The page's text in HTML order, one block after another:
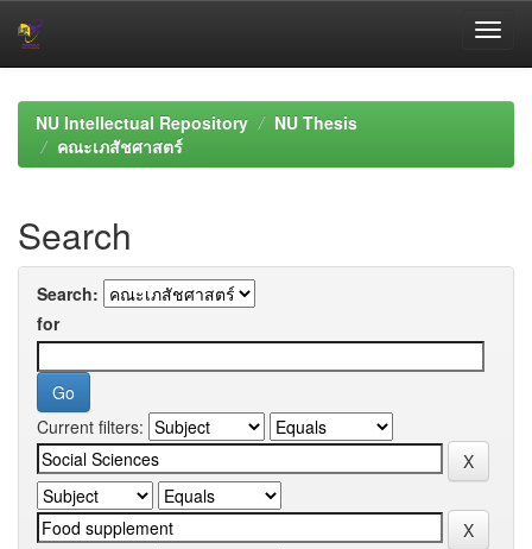
navigationNU Intellectual Repository
NU Thesis
คณะเภสัชศาสตร์
Search
Search:
for
Current filters: